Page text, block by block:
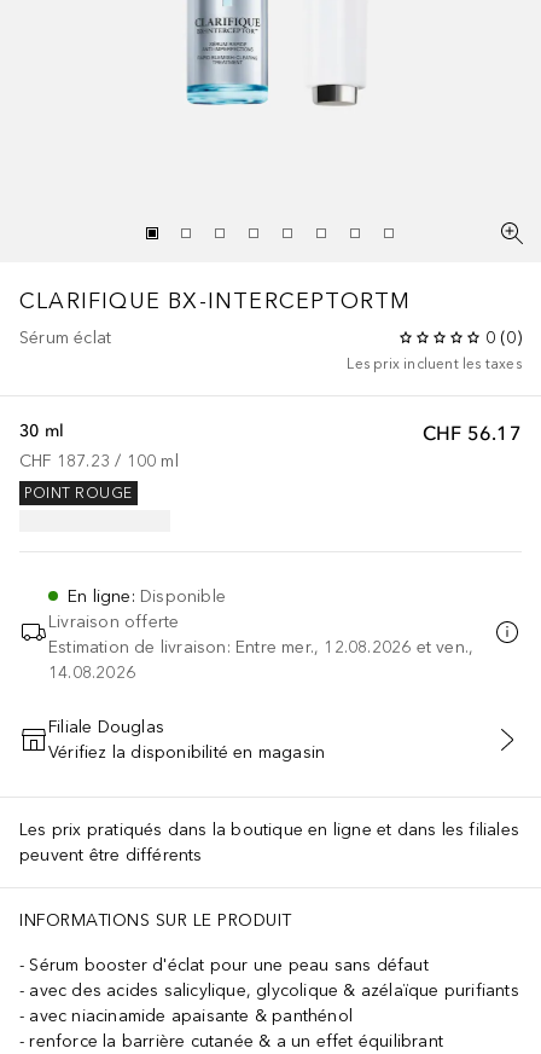
CLARIFIQUE BX-INTERCEPTORTM
Sérum éclat 0 (0)
Les prix incluent les taxes
CHF 56.17
30 ml
CHF 187.23 / 100 ml
POINT ROUGE
En ligne: Disponible
Livraison offerte
Estimation de livraison: Entre mer., 12.08.2026 et ven.,
14.08.2026
AJOUTER AU PANIER
Filiale Douglas
Vérifiez la disponibilité en magasin
Les prix pratiqués dans la boutique en ligne et dans les filiales
peuvent être différents
INFORMATIONS SUR LE PRODUIT
Sérum booster d'éclat pour une peau sans défaut
avec des acides salicylique, glycolique & azélaïque purifiants
avec niacinamide apaisante & panthénol
renforce la barrière cutanée & a un effet équilibrant